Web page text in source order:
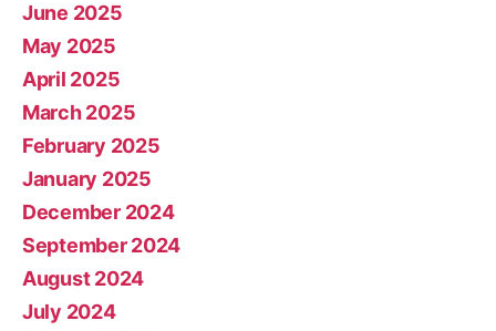
June 2025
May 2025
April 2025
March 2025
February 2025
January 2025
December 2024
September 2024
August 2024
July 2024